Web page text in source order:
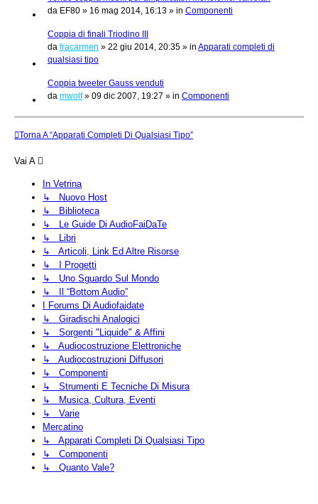
da EF80 » 16 mag 2014, 16:13 » in Componenti
Coppia di finali Triodino III
da fracarmen » 22 giu 2014, 20:35 » in Apparati completi di
qualsiasi tipo
Coppia tweeter Gauss venduti
da mwolf» 09 dic 2007, 19:27 » in Componenti
Torna A “Apparati Completi Di Qualsiasi Tipo”
Vai A
In Vetrina
↳ Nuovo Host
↳ Biblioteca
↳ Le Guide Di AudioFaiDaTe
↳ Libri
↳ Articoli, Link Ed Altre Risorse
↳ I Progetti
↳ Uno Sguardo Sul Mondo
↳ Il “Bottom Audio”
I Forums Di Audiofaidate
↳ Giradischi Analogici
↳ Sorgenti "liquide" & Affini
↳ Audiocostruzione Elettroniche
↳ Audiocostruzioni Diffusori
↳ Componenti
↳ Strumenti E Tecniche Di Misura
↳ Musica, Cultura, Eventi
↳ Varie
Mercatino
↳ Apparati Completi Di Qualsiasi Tipo
↳ Componenti
↳ Quanto Vale?